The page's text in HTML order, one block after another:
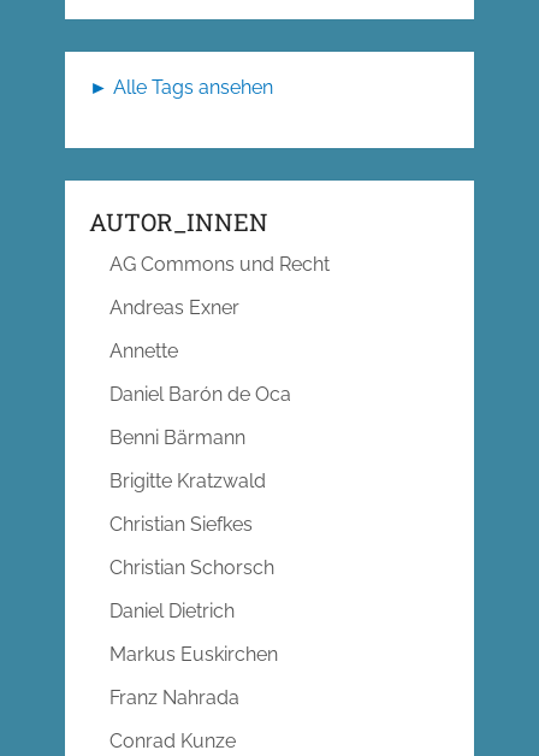
► Alle Tags ansehen
AUTOR_INNEN
AG Commons und Recht
Andreas Exner
Annette
Daniel Barón de Oca
Benni Bärmann
Brigitte Kratzwald
Christian Siefkes
Christian Schorsch
Daniel Dietrich
Markus Euskirchen
Franz Nahrada
Conrad Kunze